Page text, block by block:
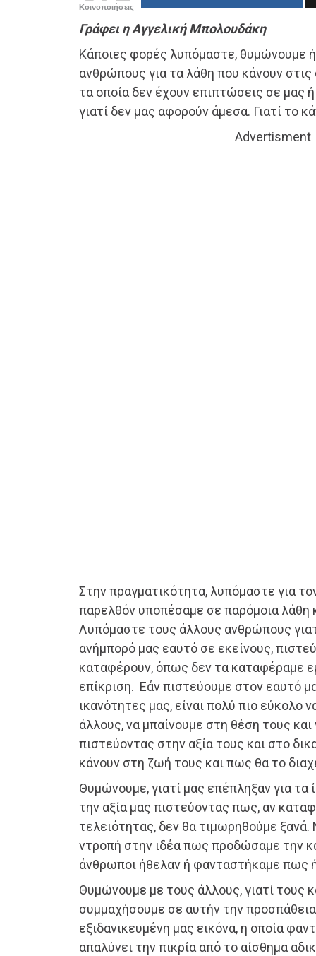
Κοινοποιήσεις
Γράφει η Αγγελική Μπολουδάκη
Κάποιες φορές λυπόμαστε, θυμώνουμε
ανθρώπους για τα λάθη που κάνουν
τα οποία δεν έχουν επιπτώσεις σε μας
γιατί δεν μας αφορούν άμεσα. Γιατί το
Advertisment
Στην πραγματικότητα, λυπόμαστε για
παρελθόν υποπέσαμε σε παρόμοια λάθη
Λυπόμαστε τους άλλους ανθρώπους
ανήμπορό μας εαυτό σε εκείνους,
καταφέρουν, όπως δεν τα καταφέραμε
επίκριση. Εάν πιστεύουμε στον εαυτό
ικανότητες μας, είναι πολύ πιο εύκολο
άλλους, να μπαίνουμε στη θέση τους
πιστεύοντας στην αξία τους και στο
κάνουν στη ζωή τους και πως θα το
Θυμώνουμε, γιατί μας επέπληξαν για τα
την αξία μας πιστεύοντας πως, αν
τελειότητας, δεν θα τιμωρηθούμε
ντροπή στην ιδέα πως προδώσαμε την
άνθρωποι ήθελαν ή φανταστήκαμε πως
Θυμώνουμε με τους άλλους, γιατί τους
συμμαχήσουμε σε αυτήν την
εξιδανικευμένη μας εικόνα, η οποία
απαλύνει την πικρία από το αίσθημα